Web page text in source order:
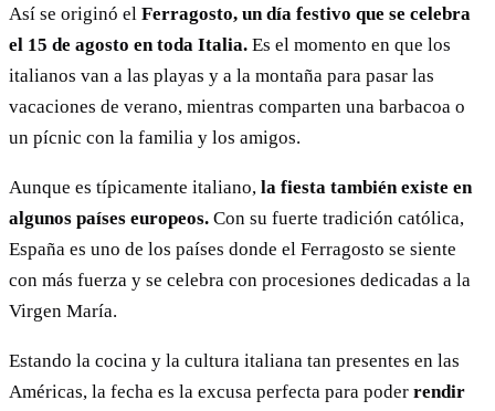
Así se originó el Ferragosto, un día festivo que se celebra
el 15 de agosto en toda Italia. Es el momento en que los
italianos van a las playas y a la montaña para pasar las
vacaciones de verano, mientras comparten una barbacoa o
un pícnic con la familia y los amigos.
Aunque es típicamente italiano, la fiesta también existe en
algunos países europeos. Con su fuerte tradición católica,
España es uno de los países donde el Ferragosto se siente
con más fuerza y se celebra con procesiones dedicadas a la
Virgen María.
Estando la cocina y la cultura italiana tan presentes en las
Américas, la fecha es la excusa perfecta para poder rendir